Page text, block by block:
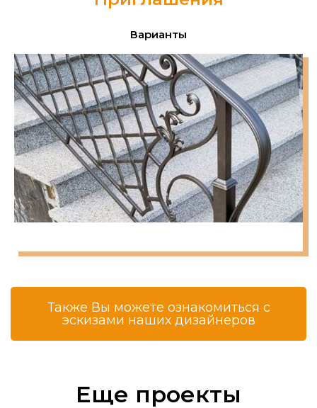
Варианты
Также Вы можете ознакомиться с
эскизами наших дизайнеров
Еще проекты